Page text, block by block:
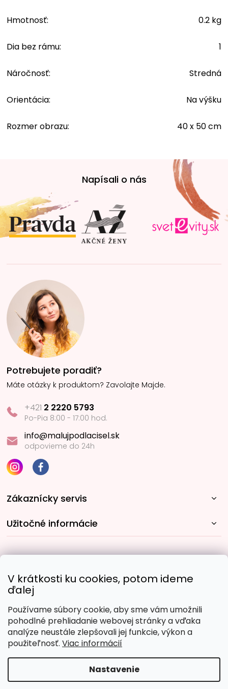
V krátkosti ku cookies, potom ideme
ďalej
Používame súbory cookie, aby sme vám umožnili
pohodlné prehliadanie webovej stránky a vďaka
analýze neustále zlepšovali jej funkcie, výkon a
použiteľnosť. Viac informácií
Nastavenie
Hmotnosť: 0.2 kg
Dia bez rámu: 1
Náročnosť: Stredná
Orientácia: Na výšku
Rozmer obrazu: 40 x 50 cm
t
i
e
Napísali o nás
Potrebujete poradiť?
Máte otázky k produktom? Zavolajte Majde.
+421 2 2220 5793
Po-Pia 8:00 - 17:00 hod.
info@malujpodlacisel.sk
odpovieme do 24h
Zákaznícky servis
Užitočné informácie
Obľúbené spôsoby platby:
Copyright 2026Malujpodlacisel.sk. Všetky práva